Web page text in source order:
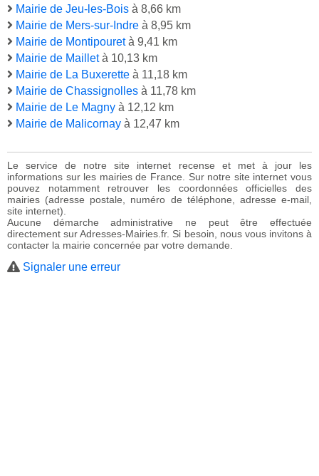
Mairie de Jeu-les-Bois à 8,66 km
Mairie de Mers-sur-Indre à 8,95 km
Mairie de Montipouretà 9,41 km
Mairie de Mailletà 10,13 km
Mairie de La Buxerette à 11,18 km
Mairie de Chassignolles à 11,78 km
Mairie de Le Magny à 12,12 km
Mairie de Malicornay à 12,47 km
Le service de notre site internet recense et met à jour les
informations sur les mairies de France. Sur notre site internet vous
pouvez notamment retrouver les coordonnées officielles des
mairies (adresse postale, numéro de téléphone, adresse e-mail,
site internet).
Aucune démarche administrative ne peut être effectuée
directement sur Adresses-Mairies.fr. Si besoin, nous vous invitons à
contacter la mairie concernée par votre demande.
Signaler une erreur